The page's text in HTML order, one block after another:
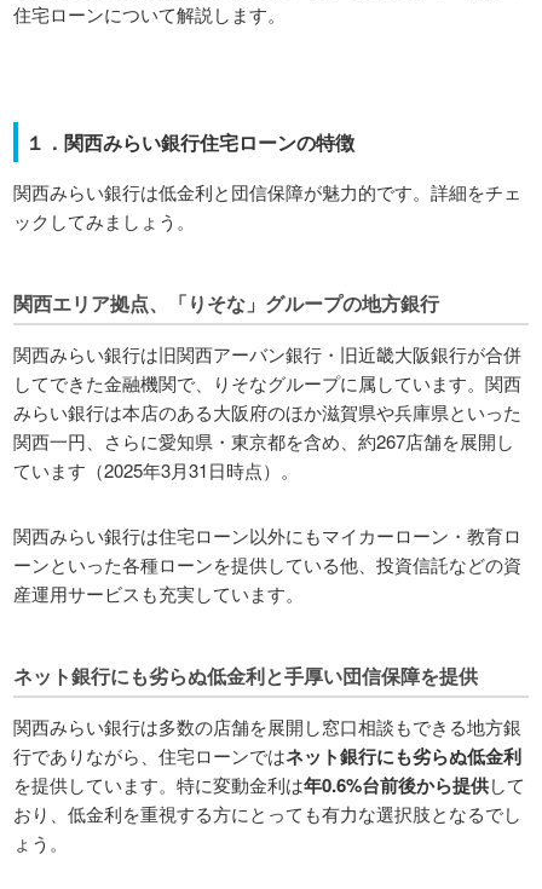
住宅ローンについて解説します。
１．関西みらい銀行住宅ローンの特徴
関西みらい銀行は低金利と団信保障が魅力的です。詳細をチェ
ックしてみましょう。
関西エリア拠点、「りそな」グループの地方銀行
関西みらい銀行は旧関西アーバン銀行・旧近畿大阪銀行が合併
してできた金融機関で、りそなグループに属しています。関西
みらい銀行は本店のある大阪府のほか滋賀県や兵庫県といった
関西一円、さらに愛知県・東京都を含め、約267店舗を展開し
ています（2025年3月31日時点）。
関西みらい銀行は住宅ローン以外にもマイカーローン・教育ロ
ーンといった各種ローンを提供している他、投資信託などの資
産運用サービスも充実しています。
ネット銀行にも劣らぬ低金利と手厚い団信保障を提供
関西みらい銀行は多数の店舗を展開し窓口相談もできる地方銀
行でありながら、住宅ローンではネット銀行にも劣らぬ低金利
を提供しています。特に変動金利は年0.6%台前後から提供して
おり、低金利を重視する方にとっても有力な選択肢となるでし
ょう。